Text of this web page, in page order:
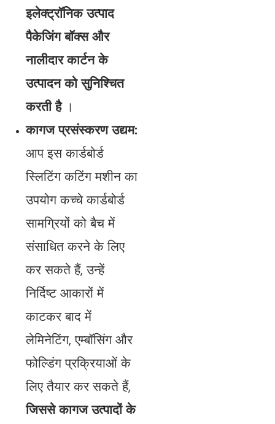
इलेक्ट्रॉनिक उत्पाद
पैकेजिंग बॉक्स और
नालीदार कार्टन के
उत्पादन को सुनिश्चित
करती है।
कागज प्रसंस्करण उद्यम:
आप इस कार्डबोर्ड
स्लिटिंग कटिंग मशीन का
उपयोग कच्चे कार्डबोर्ड
सामग्रियों को बैच में
संसाधित करने के लिए
कर सकते हैं, उन्हें
निर्दिष्ट आकारों में
काटकर बाद में
लेमिनेटिंग, एम्बॉसिंग और
फोल्डिंग प्रक्रियाओं के
लिए तैयार कर सकते हैं,
जिससे कागज उत्पादों के